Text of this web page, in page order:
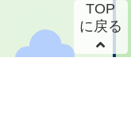
TOP
に戻る